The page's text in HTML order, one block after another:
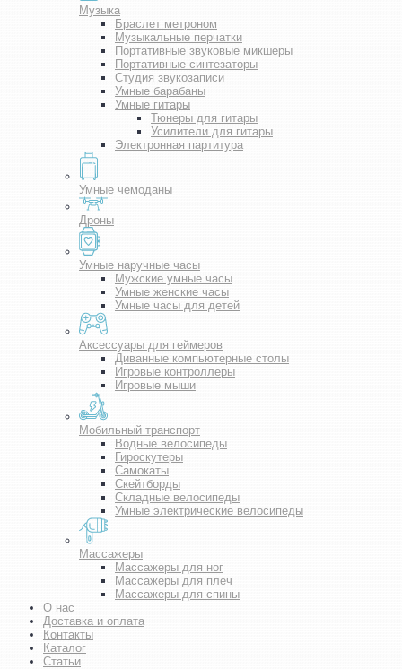
Музыка
Браслет метроном
Музыкальные перчатки
Портативные звуковые микшеры
Портативные синтезаторы
Студия звукозаписи
Умные барабаны
Умные гитары
Тюнеры для гитары
Усилители для гитары
Электронная партитура
Умные чемоданы
Дроны
Умные наручные часы
Мужские умные часы
Умные женские часы
Умные часы для детей
Аксессуары для геймеров
Диванные компьютерные столы
Игровые контроллеры
Игровые мыши
Мобильный транспорт
Водные велосипеды
Гироскутеры
Самокаты
Скейтборды
Складные велосипеды
Умные электрические велосипеды
Массажеры
Массажеры для ног
Массажеры для плеч
Массажеры для спины
О нас
Доставка и оплата
Контакты
Каталог
Статьи